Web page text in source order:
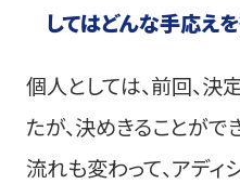
してはどんな手応え
個人としては、前回、
たが、決めきることが
流れも変わって、アデ